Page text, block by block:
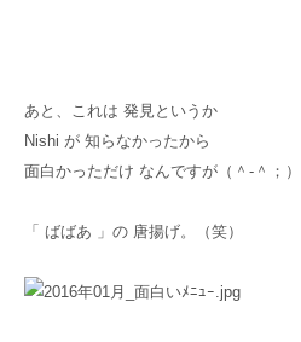
あと、これは 発見というか
Nishi が 知らなかったから
面白かっただけ なんですが（＾-＾；）
「 ばばあ 」の 唐揚げ。（笑）